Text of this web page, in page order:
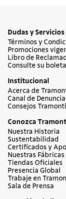
Dudas y Servicios
Términos y
Promociones
Libro de
Consulte su boleta
Institucional
Acerca de
Canal de
Consejos
Conozca
Nuestra Historia
Sustentabilidad
Certificados y
Nuestras Fábricas
Tiendas Oficiales
Presencia Global
Trabaje en
Sala de Prensa